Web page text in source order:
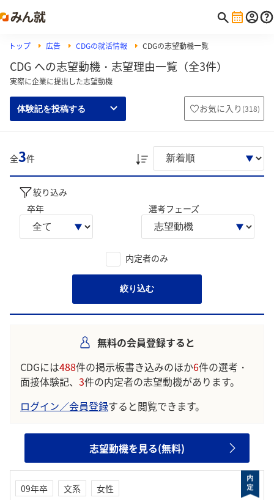
トップ 広告 CDGの就活情報 CDGの志望動機一覧
CDG への志望動機・志望理由一覧（全3件）
実際に企業に提出した志望動機
体験記を投稿する お気に入り (318)
全3件
絞り込み
卒年
選考フェーズ
内定者のみ
絞り込む
無料の会員登録すると
CDGには488件の掲示板書き込みのほか6件の選考・
面接体験記、 3件の内定者の志望動機があります。
ログイン／会員登録すると閲覧できます。
志望動機を見る(無料)
09年卒 文系
女性